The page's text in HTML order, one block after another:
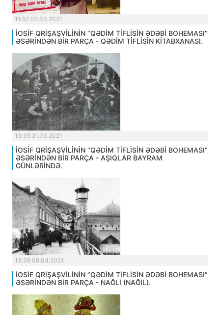
11:52 05.03.2021
İOSİF QRİŞAŞVİLİNİN “QƏDİM TİFLİSİN ƏDƏBİ BOHEMASI”
ƏSƏRİNDƏN BİR PARÇA - QƏDİM TİFLİSİN KİTABXANASI.
13:35 21.03.2021
İOSİF QRİŞAŞVİLİNİN “QƏDİM TİFLİSİN ƏDƏBİ BOHEMASI”
ƏSƏRİNDƏN BİR PARÇA - AŞIQLAR BAYRAM
GÜNLƏRİNDƏ.
13:39 06.04.2021
İOSİF QRİŞAŞVİLİNİN “QƏDİM TİFLİSİN ƏDƏBİ BOHEMASI”
ƏSƏRİNDƏN BİR PARÇA - NAĞLİ (NAĞIL).